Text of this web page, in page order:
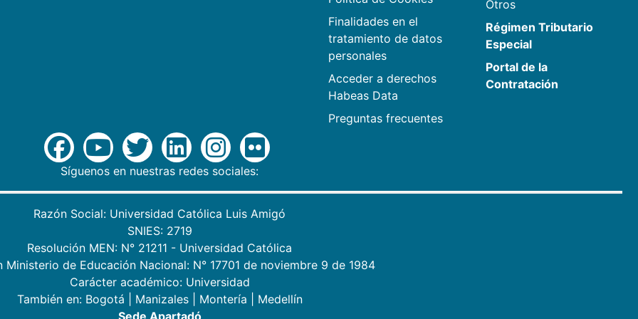
Finalidades en el
tratamiento de datos
personales
Acceder a derechos
Habeas Data
Preguntas frecuentes
Otros
Régimen Tributario
Especial
Portal de la
Contratación
Síguenos en nuestras redes sociales:
Razón Social: Universidad Católica Luis Amigó
SNIES: 2719
Resolución MEN: N° 21211 - Universidad Católica
Ministerio de Educación Nacional: N° 17701 de noviembre 9 de 1984
Carácter académico: Universidad
También en: Bogotá Manizales| Montería
Medellín
Sede Apartadó